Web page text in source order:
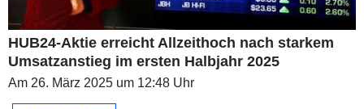
HUB24-Aktie erreicht Allzeithoch nach starkem
Umsatzanstieg im ersten Halbjahr 2025
Am 26. März 2025 um 12:48 Uhr